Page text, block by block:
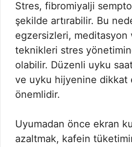
Stres, fibromiyalji
şekilde artırabilir. Bu
egzersizleri, meditasyon
teknikleri stres
olabilir. Düzenli uyku
ve uyku hijyenine dikkat
önemlidir.
Uyumadan önce ekran
azaltmak, kafein